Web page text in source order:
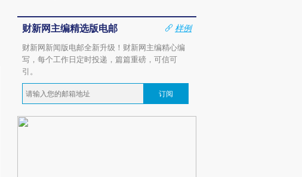
财新网主编精选版电邮
样例
财新网新闻版电邮全新升级！财新网主编精心编
写，每个工作日定时投递，篇篇重磅，可信可
引。
订阅